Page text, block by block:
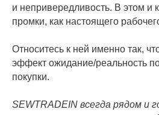
и непривередливость. В этом и
промки, как настоящего
Относитесь к ней именно так,
эффект ожидание/реальность
покупки.
SEWTRADEIN всегда рядом и